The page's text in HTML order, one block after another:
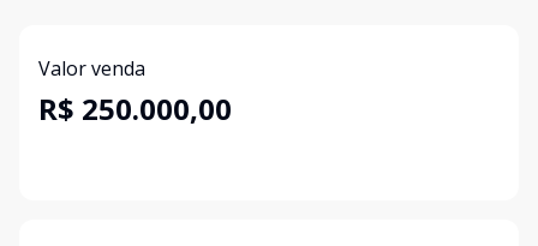
Valor venda
R$ 250.000,00